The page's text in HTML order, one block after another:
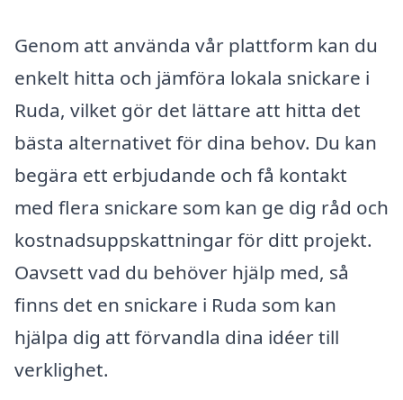
Genom att använda vår plattform kan du
enkelt hitta och jämföra lokala snickare i
Ruda, vilket gör det lättare att hitta det
bästa alternativet för dina behov. Du kan
begära ett erbjudande och få kontakt
med flera snickare som kan ge dig råd och
kostnadsuppskattningar för ditt projekt.
Oavsett vad du behöver hjälp med, så
finns det en snickare i Ruda som kan
hjälpa dig att förvandla dina idéer till
verklighet.